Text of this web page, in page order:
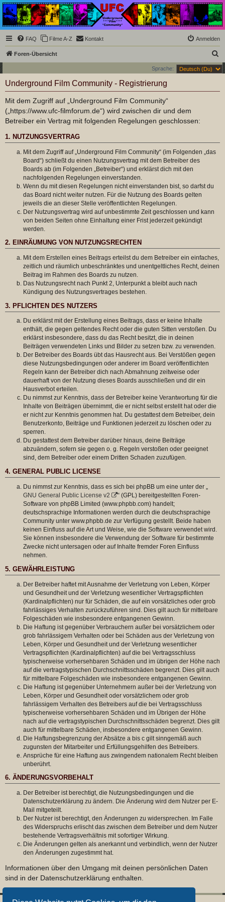
Underground Film
Community
Die Underground Film Community ist ein deutschsprachiges Filmforum und ein Paradies
für Cineasten und Filmsüchtige jenseits des Mainstreams.
FAQ Filme A-Z Kontakt Anmelden
Foren-Übersicht
u
Sprache:
Underground Film Community - Registrierung
Mit dem Zugriff auf „Underground Film Community“
(„https://www.ufc-filmforum.de“) wird zwischen dir und dem
Betreiber ein Vertrag mit folgenden Regelungen geschlossen:
1. NUTZUNGSVERTRAG
Mit dem Zugriff auf „Underground Film Community“ (im Folgenden „das
Board“) schließt du einen Nutzungsvertrag mit dem Betreiber des
Boards ab (im Folgenden „Betreiber“) und erklärst dich mit den
nachfolgenden Regelungen einverstanden.
Wenn du mit diesen Regelungen nicht einverstanden bist, so darfst du
das Board nicht weiter nutzen. Für die Nutzung des Boards gelten
jeweils die an dieser Stelle veröffentlichten Regelungen.
Der Nutzungsvertrag wird auf unbestimmte Zeit geschlossen und kann
von beiden Seiten ohne Einhaltung einer Frist jederzeit gekündigt
werden.
2. EINRÄUMUNG VON NUTZUNGSRECHTEN
Mit dem Erstellen eines Beitrags erteilst du dem Betreiber ein einfaches,
zeitlich und räumlich unbeschränktes und unentgeltliches Recht, deinen
Beitrag im Rahmen des Boards zu nutzen.
Das Nutzungsrecht nach Punkt 2, Unterpunkt a bleibt auch nach
Kündigung des Nutzungsvertrages bestehen.
3. PFLICHTEN DES NUTZERS
Du erklärst mit der Erstellung eines Beitrags, dass er keine Inhalte
enthält, die gegen geltendes Recht oder die guten Sitten verstoßen. Du
erklärst insbesondere, dass du das Recht besitzt, die in deinen
Beiträgen verwendeten Links und Bilder zu setzen bzw. zu verwenden.
Der Betreiber des Boards übt das Hausrecht aus. Bei Verstößen gegen
diese Nutzungsbedingungen oder anderer im Board veröffentlichten
Regeln kann der Betreiber dich nach Abmahnung zeitweise oder
dauerhaft von der Nutzung dieses Boards ausschließen und dir ein
Hausverbot erteilen.
Du nimmst zur Kenntnis, dass der Betreiber keine Verantwortung für die
Inhalte von Beiträgen übernimmt, die er nicht selbst erstellt hat oder die
er nicht zur Kenntnis genommen hat. Du gestattest dem Betreiber, dein
Benutzerkonto, Beiträge und Funktionen jederzeit zu löschen oder zu
sperren.
Du gestattest dem Betreiber darüber hinaus, deine Beiträge
abzuändern, sofern sie gegen o. g. Regeln verstoßen oder geeignet
sind, dem Betreiber oder einem Dritten Schaden zuzufügen.
4. GENERAL PUBLIC LICENSE
Du nimmst zur Kenntnis, dass es sich bei phpBB um eine unter der „
GNU General Public License v2
“ (GPL) bereitgestellten Foren-
Software von phpBB Limited (www.phpbb.com) handelt;
deutschsprachige Informationen werden durch die deutschsprachige
Community unter www.phpbb.de zur Verfügung gestellt. Beide haben
keinen Einfluss auf die Art und Weise, wie die Software verwendet wird.
Sie können insbesondere die Verwendung der Software für bestimmte
Zwecke nicht untersagen oder auf Inhalte fremder Foren Einfluss
nehmen.
5. GEWÄHRLEISTUNG
Der Betreiber haftet mit Ausnahme der Verletzung von Leben, Körper
und Gesundheit und der Verletzung wesentlicher Vertragspflichten
(Kardinalpflichten) nur für Schäden, die auf ein vorsätzliches oder grob
fahrlässiges Verhalten zurückzuführen sind. Dies gilt auch für mittelbare
Folgeschäden wie insbesondere entgangenen Gewinn.
Die Haftung ist gegenüber Verbrauchern außer bei vorsätzlichem oder
grob fahrlässigem Verhalten oder bei Schäden aus der Verletzung von
Leben, Körper und Gesundheit und der Verletzung wesentlicher
Vertragspflichten (Kardinalpflichten) auf die bei Vertragsschluss
typischerweise vorhersehbaren Schäden und im übrigen der Höhe nach
auf die vertragstypischen Durchschnittsschäden begrenzt. Dies gilt auch
für mittelbare Folgeschäden wie insbesondere entgangenen Gewinn.
Die Haftung ist gegenüber Unternehmern außer bei der Verletzung von
Leben, Körper und Gesundheit oder vorsätzlichem oder grob
fahrlässigem Verhalten des Betreibers auf die bei Vertragsschluss
typischerweise vorhersehbaren Schäden und im Übrigen der Höhe
nach auf die vertragstypischen Durchschnittsschäden begrenzt. Dies gilt
auch für mittelbare Schäden, insbesondere entgangenen Gewinn.
Die Haftungsbegrenzung der Absätze a bis c gilt sinngemäß auch
zugunsten der Mitarbeiter und Erfüllungsgehilfen des Betreibers.
Ansprüche für eine Haftung aus zwingendem nationalem Recht bleiben
unberührt.
6. ÄNDERUNGSVORBEHALT
Der Betreiber ist berechtigt, die Nutzungsbedingungen und die
Datenschutzerklärung zu ändern. Die Änderung wird dem Nutzer per E-
Mail mitgeteilt.
Der Nutzer ist berechtigt, den Änderungen zu widersprechen. Im Falle
des Widerspruchs erlischt das zwischen dem Betreiber und dem Nutzer
bestehende Vertragsverhältnis mit sofortiger Wirkung.
Die Änderungen gelten als anerkannt und verbindlich, wenn der Nutzer
den Änderungen zugestimmt hat.
Informationen über den Umgang mit deinen persönlichen Daten
sind in der Datenschutzerklärung enthalten.